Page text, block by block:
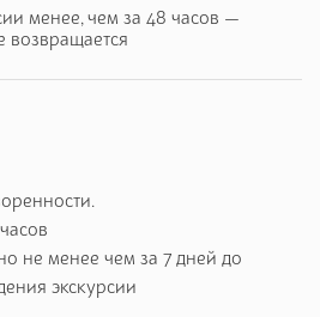
менее, чем за 48 часов —
возвращается
не менее чем за 7 дней до
экскурсии